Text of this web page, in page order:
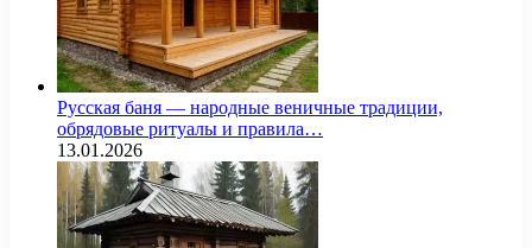
Русская баня — народные веничные традиции,
обрядовые ритуалы и правила…
13.01.2026